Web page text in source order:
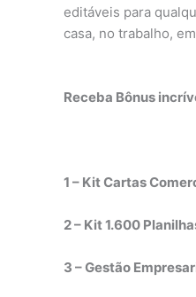
editáveis para
casa, no trabalho,
Receba Bônus
1 – Kit Cartas
2 – Kit 1.600
3 – Gestão